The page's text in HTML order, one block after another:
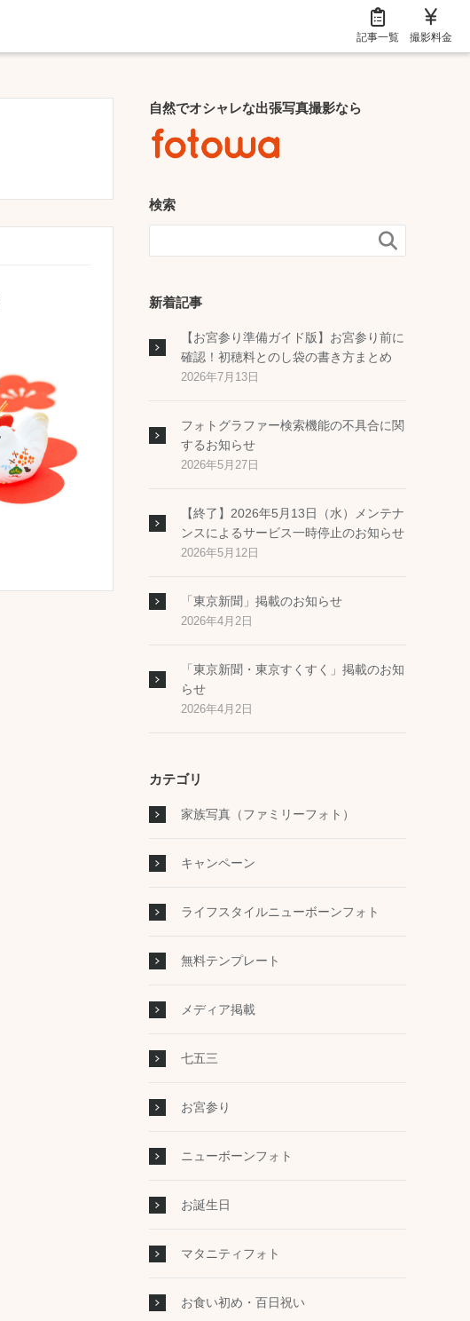
記事一覧 撮影料金
自然でオシャレな出張写真撮影なら
検索

新着記事
【お宮参り準備ガイド版】お宮参り前に
確認！初穂料とのし袋の書き方まとめ
2026年7月13日
フォトグラファー検索機能の不具合に関
するお知らせ
2026年5月27日
【終了】2026年5月13日（水）メンテナ
ンスによるサービス一時停止のお知らせ
2026年5月12日
「東京新聞」掲載のお知らせ
2026年4月2日
「東京新聞・東京すくすく」掲載のお知
らせ
2026年4月2日
カテゴリ
家族写真（ファミリーフォト）
キャンペーン
ライフスタイルニューボーンフォト
無料テンプレート
メディア掲載
七五三
お宮参り
ニューボーンフォト
お誕生日
マタニティフォト
お食い初め・百日祝い